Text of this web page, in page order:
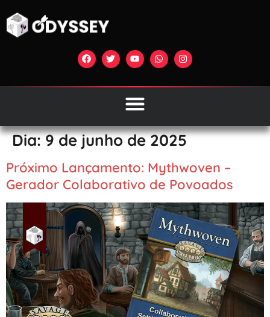
Dia:9 de junho de 2025
Próximo Lançamento: Mythwoven –
Gerador Colaborativo de Povoados